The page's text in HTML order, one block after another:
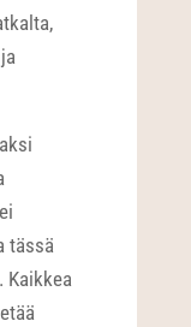
tässä
Kaikkea